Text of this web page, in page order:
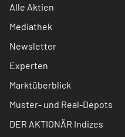
Alle Aktien
Mediathek
Newsletter
Experten
Marktüberblick
Muster- und Real-Depots
DER AKTIONÄR Indizes